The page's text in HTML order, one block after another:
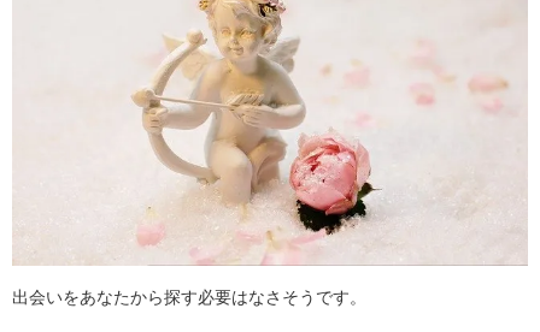
出会いをあなたから探す必要はなさそうです。